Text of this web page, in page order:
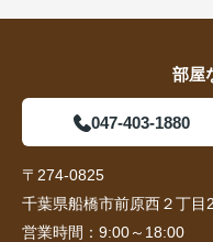
部屋
047-403-1880
〒274-0825
千葉県船橋市前原西２丁
営業時間： 9:00～18:00